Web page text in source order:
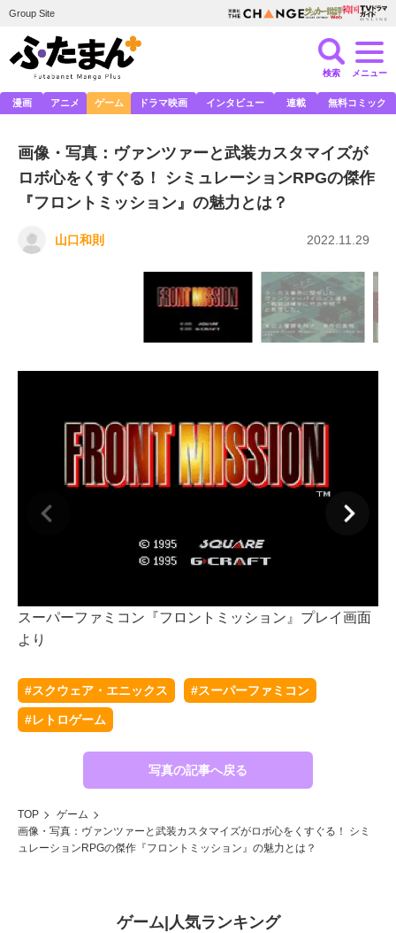
Group Site
検索 メニュー
漫画 アニメ ゲーム ドラマ映画 インタビュー 連載 無料コミック
画像・写真：ヴァンツァーと武装カスタマイズが
ロボ心をくすぐる！ シミュレーションRPGの傑作
『フロントミッション』の魅力とは？
山口和則 2022.11.29
スーパーファミコン『フロントミッション』プレイ画面
より
#スクウェア・エニックス #スーパーファミコン
#レトロゲーム
写真の記事へ戻る
TOP
ゲーム
画像・写真：ヴァンツァーと武装カスタマイズがロボ心をくすぐる！ シミ
ュレーションRPGの傑作『フロントミッション』の魅力とは？
ゲーム| 人気ランキング